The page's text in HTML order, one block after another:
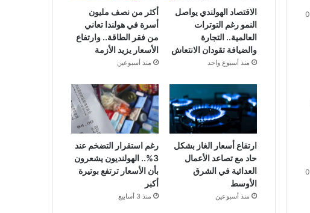
0
0
الاقتصاد الهولندي يواصل
النمو رغم التوترات
العالمية.. التجارة
والضيافة تقودان الانتعاش
منذ أسبوع واحد
أكثر من نصف مليون
أسرة في هولندا تعاني
من فقر الطاقة.. وارتفاع
الأسعار يزيد الأزمة
منذ أسبوعين
ارتفاع أسعار الغاز بشكل
حاد مع تصاعد الأعمال
العدائية في الشرق
الأوسط
منذ أسبوعين
رغم استقرار التضخم عند
3%.. الهولنديون يشعرون
بأن الأسعار ترتفع بوتيرة
أكبر
منذ 3 أسابيع